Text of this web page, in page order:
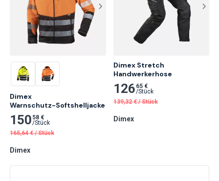
Dimex
Warnschutz-Softshelljacke
150 58 €
/Stück
165,64 € /Stück
Dimex
Dimex Stretch
Handwerkerhose
126 65 €
/Stück
139,32 € /Stück
Dimex